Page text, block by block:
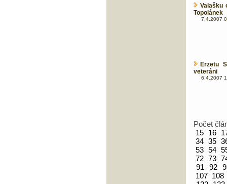
Valašku
Topolánek
7.4.2007
Erzetu
veteráni
6.4.2007
Počet
15 16
34 35
53 54
72 73
91
92
107 108